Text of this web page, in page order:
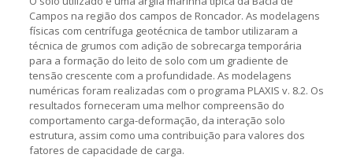
Campos na região dos campos de Roncador. As modelagens
físicas com centrífuga geotécnica de tambor utilizaram a
técnica de grumos com adição de sobrecarga temporária
para a formação do leito de solo com um gradiente de
tensão crescente com a profundidade. As modelagens
numéricas foram realizadas com o programa PLAXIS v. 8.2. Os
resultados forneceram uma melhor compreensão do
comportamento carga-deformação, da interação solo
estrutura, assim como uma contribuição para valores dos
fatores de capacidade de carga.